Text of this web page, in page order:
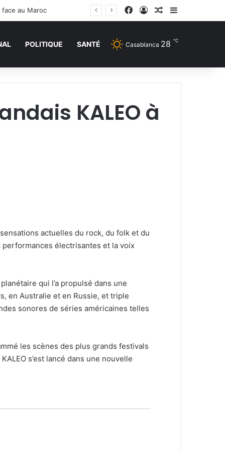
au Maroc Facebook
Connexion
Article Aléatoire
Sidebar
POLITIQUE SANTÉ Casablanca 28 ℃
KALEO à
actuelles du rock, du folk et du
performances électrisantes et la voix
qui l’a propulsé dans une
en Australie et en Russie, et triple
sonores de séries américaines telles
les scènes des plus grands festivals
s’est lancé dans une nouvelle